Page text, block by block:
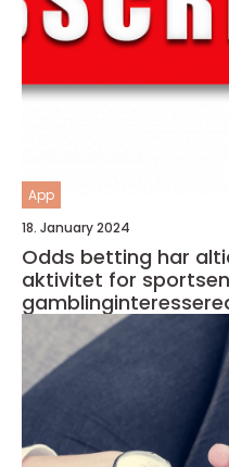
App
18. January 2024
Odds betting har
aktivitet for